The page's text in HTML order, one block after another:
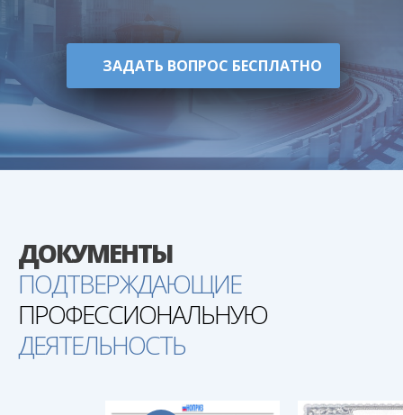
ЗАДАТЬ ВОПРОС БЕСПЛАТНО
ДОКУМЕНТЫ
ПОДТВЕРЖДАЮЩИЕ
ПРОФЕССИОНАЛЬНУЮ
ДЕЯТЕЛЬНОСТЬ